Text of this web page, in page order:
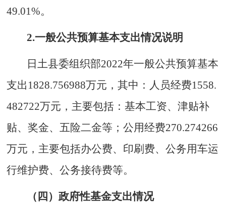
49.01%。
2.一般公共预算基本支出情况说明
日土县委组织部2022年一般公共预算基本
支出 1828.756988万元，其中：人员经费1558.
482722万元 ， 主要包括：基本工资、津贴补
贴、奖金、五险二金等；公用经费270.274266
万元，主要包括办公费、印刷费、公务用车运
行维护费、公务接待费等。
（四）政府性基金支出情况